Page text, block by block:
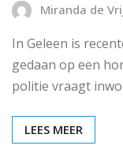
Miranda de
In Geleen is
gedaan op een
politie vraagt
LEES MEER